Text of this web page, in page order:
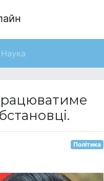
Наука
Політика